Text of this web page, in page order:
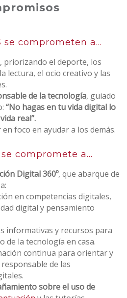
se comprometen a...
, priorizando el deporte, los
lectura, el ocio creativo y las
de la tecnología, guiado
“No hagas en tu vida digital lo
real”.
foco en ayudar a los demás.
se compromete a...
Digital 360º, que abarque de
en competencias digitales,
digital y pensamiento
informativas y recursos para
de la tecnología en casa.
continua para orientar y
de las
sobre el uso de